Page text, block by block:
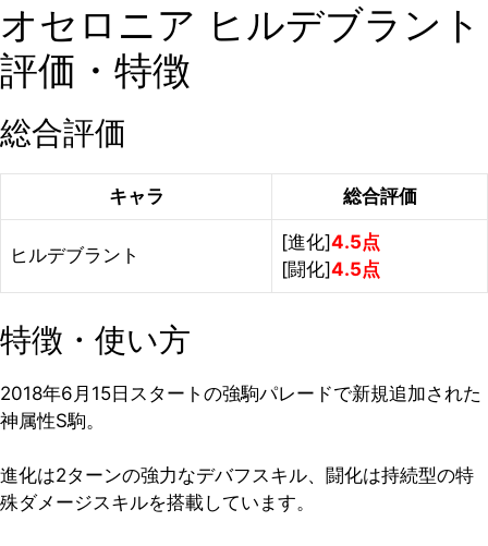
オセロニア ヒルデブラント
評価・特徴
総合評価
キャラ 総合評価
ヒルデブラント
[進化]4.5点
[闘化]4.5点
特徴・使い方
2018年6月15日スタートの強駒パレードで新規追加された
神属性S駒。
進化は2ターンの強力なデバフスキル、闘化は持続型の特
殊ダメージスキルを搭載しています。